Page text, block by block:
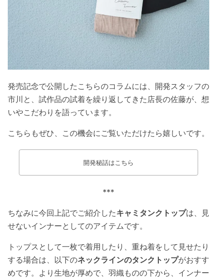
発売記念で公開したこちらのコラムには、開発スタッフの
市川と、試作品の試着を繰り返してきた店長の佐藤が、想
いやこだわりを語っています。
こちらもぜひ、この機会にご覧いただけたら嬉しいです。
開発秘話はこちら
***
ちなみに今回上記でご紹介したキャミタンクトップは、見
せないインナーとしてのアイテムです。
トップスとして一枚で着用したり、重ね着をして見せたり
する場合は、以下のネックラインのタンクトップがおすす
めです。より生地が厚めで、羽織ものの下から、インナー